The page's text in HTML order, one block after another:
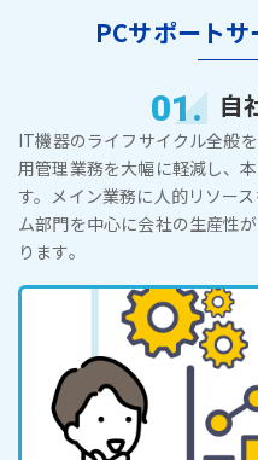
PCサポート
01. 自
IT機器のライフサイクル全般
用管理業務を大幅に軽減し、
す。メイン業務に人的リソー
ム部門を中心に会社の生産性
ります。